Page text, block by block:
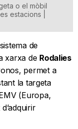
o el mòbil
estacions |
de
xarxa de Rodalies
permet a
la targeta
(Europa,